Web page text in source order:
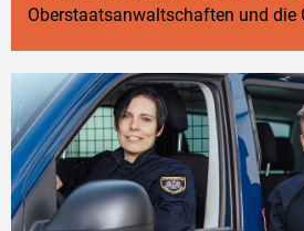
Oberstaatsanwaltschaften und die